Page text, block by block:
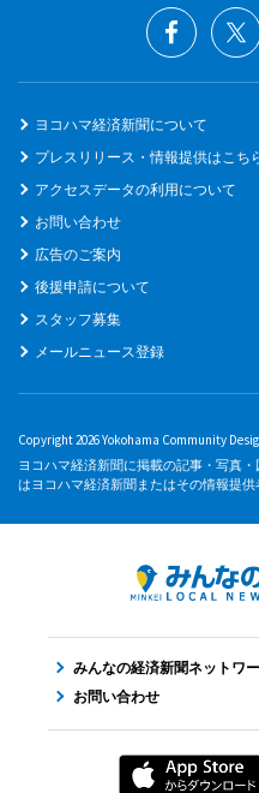
ヨコハマ経済新聞について
プレスリリース・情報提供はこち
アクセスデータの利用について
お問い合わせ
広告のご案内
後援申請について
スタッフ募集
メールニュース登録
Copyright 2026 Yokohama Community
ヨコハマ経済新聞に掲載の記事・写真
はヨコハマ経済新聞またはその情報提供
みんなの経済新聞ネットワ
お問い合わせ